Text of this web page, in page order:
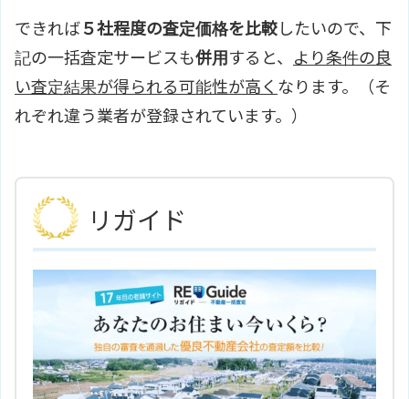
できれば５社程度の査定価格を比較したいので、下
記の一括査定サービスも併用 すると、 より条件の良
い査定結果が得られる可能性が高く なります。（そ
れぞれ違う業者が登録されています。）
リガイド